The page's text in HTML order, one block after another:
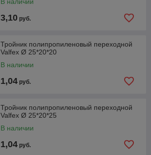
3,10 руб.
Тройник полипропиленовый переходной
Valfex Ø 25*20*20
В наличии
1,04 руб.
Тройник полипропиленовый переходной
Valfex Ø 25*20*25
В наличии
1,04 руб.